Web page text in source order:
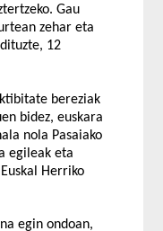
Gau
zehar eta
12
bereziak
bidez, euskara
nola Pasaiako
egileak eta
Herriko
egin ondoan,